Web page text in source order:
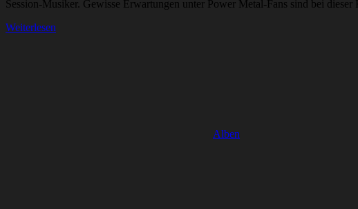
Session-Musiker. Gewisse Erwartungen unter Power Metal-Fans sind bei
Weiterlesen
Alben